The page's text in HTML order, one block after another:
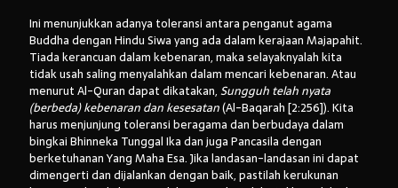
Ini menunjukkan adanya toleransi antara penganut agama
Buddha dengan Hindu Siwa yang ada dalam kerajaan Majapahit.
Tiada kerancuan dalam kebenaran, maka selayaknyalah kita
tidak usah saling menyalahkan dalam mencari kebenaran. Atau
menurut Al-Quran dapat dikatakan,Sungguh telah nyata
(berbeda) kebenaran dan kesesatan(Al-Baqarah [2:256]). Kita
harus menjunjung toleransi beragama dan berbudaya dalam
bingkai Bhinneka Tunggal Ika dan juga Pancasila dengan
berketuhanan Yang Maha Esa. Jika landasan-landasan ini dapat
dimengerti dan dijalankan dengan baik, pastilah kerukunan